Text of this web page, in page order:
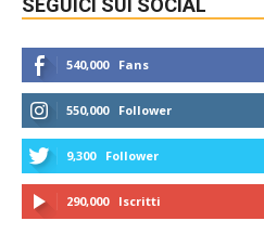
SEGUICI SUI SOCIAL
540,000 Fans
550,000 Follower
9,300 Follower
290,000 Iscritti